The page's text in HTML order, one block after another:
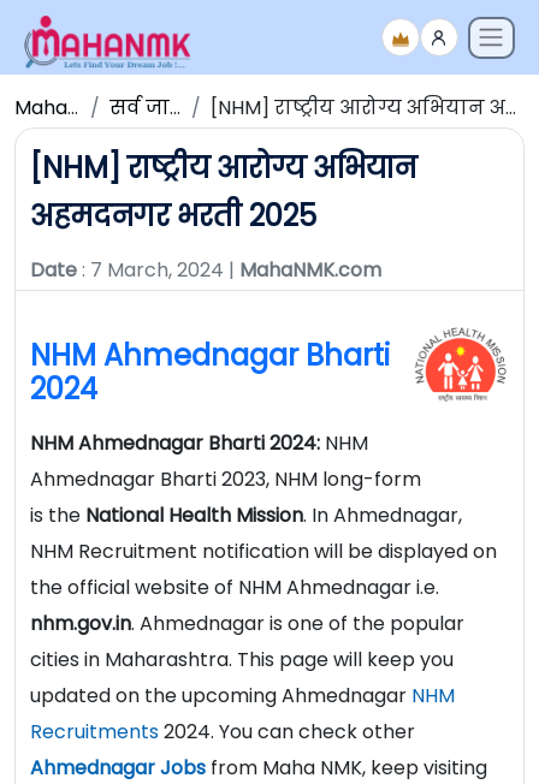
Maha NMK सर्व जाहिराती [NHM] राष्ट्रीय आरोग्य अभियान अहमदनगर भरती 2025
[NHM] राष्ट्रीय आरोग्य अभियान
अहमदनगर भरती 2025
Date: 7 March, 2024 | MahaNMK.com
NHM Ahmednagar Bharti
2024
NHM Ahmednagar Bharti 2024: NHM
Ahmednagar Bharti 2023, NHM long-form
is the National Health Mission. In Ahmednagar,
NHM Recruitment notification will be displayed on
the official website of NHM Ahmednagar i.e.
nhm.gov.in. Ahmednagar is one of the popular
cities in Maharashtra. This page will keep you
updated on the upcoming Ahmednagar NHM
Recruitments2024. You can check other
Ahmednagar Jobs from Maha NMK, keep visiting